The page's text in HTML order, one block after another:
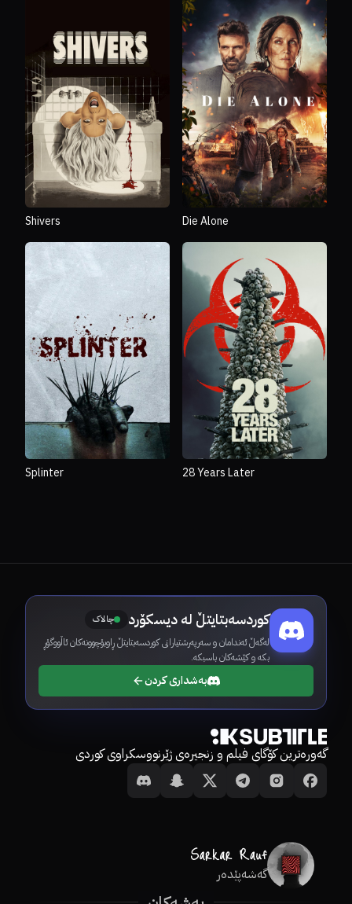
Shivers Die Alone
Splinter 28 Years Later
کوردسەبتایتڵ لە دیسکۆرد چالاک
لەگەڵ ئەندامان و سەرپەرشتیارانی کوردسەبتایتڵ ڕاوبۆچوونەکان ئاڵووگۆڕ
بکە و کێشەکان باسبکە.
بەشداری کردن
گەورەترین کۆگای فیلم و زنجیرەی ژێرنووسکراوی کوردی
گەشەپێدەر